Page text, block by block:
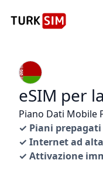
eSIM per
Piano Dati Mobile
✓ Piani prepagati
✓ Internet ad
✓ Attivazione